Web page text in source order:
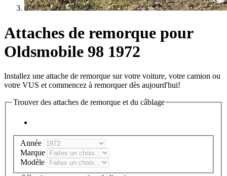
Attaches de remorque pour
Oldsmobile 98 1972
Installez une attache de remorque sur votre voiture, votre camion ou
votre VUS et commencez à remorquer dès aujourd'hui!
Trouver des attaches de remorque et du câblage
Année
Marque
Modèle